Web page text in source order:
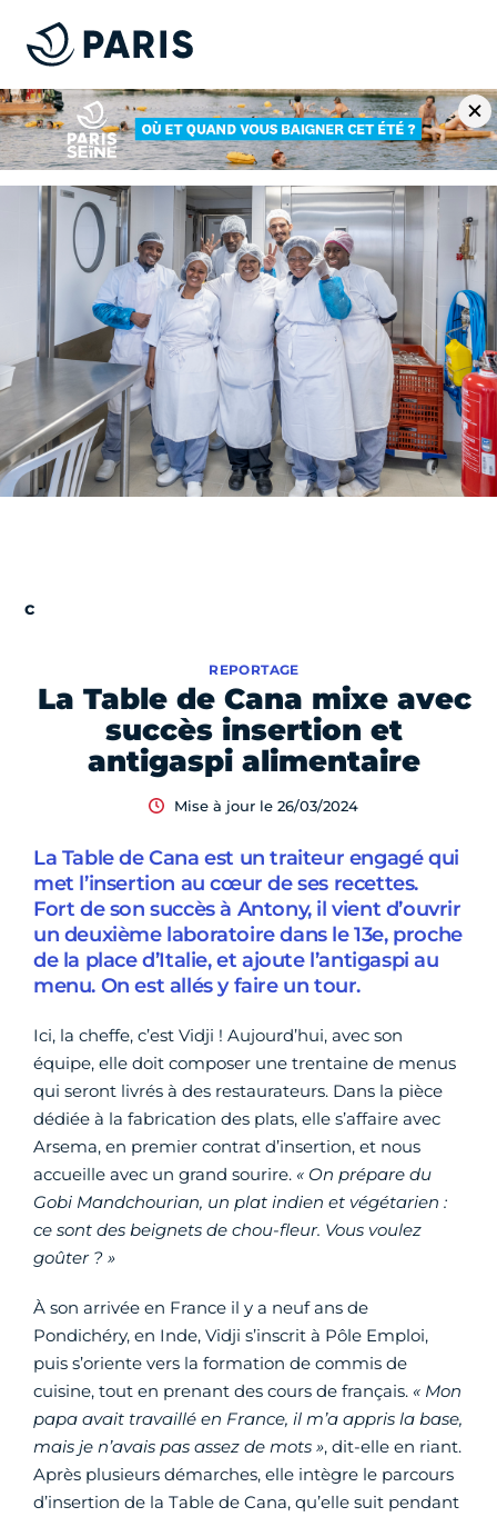
La Table de Cana mixe avec
succès insertion et
antigaspi alimentaire
REPORTAGE
Mise à jour le 26/03/2024
La Table de Cana est un traiteur engagé qui
met l’insertion au cœur de ses recettes.
Fort de son succès à Antony, il vient d’ouvrir
un deuxième laboratoire dans le 13e, proche
de la place d’Italie, et ajoute l’antigaspi au
menu. On est allés y faire un tour.
Ici, la cheffe, c’est Vidji ! Aujourd’hui, avec son
équipe, elle doit composer une trentaine de menus
qui seront livrés à des restaurateurs. Dans la pièce
dédiée à la fabrication des plats, elle s’affaire avec
Arsema, en premier contrat d’insertion, et nous
accueille avec un grand sourire. « On prépare du
Gobi Mandchourian, un plat indien et végétarien :
ce sont des beignets de chou-fleur. Vous voulez
goûter ? »
À son arrivée en France il y a neuf ans de
Pondichéry, en Inde, Vidji s’inscrit à Pôle Emploi,
puis s’oriente vers la formation de commis de
cuisine, tout en prenant des cours de français. « Mon
papa avait travaillé en France, il m’a appris la base,
mais je n’avais pas assez de mots », dit-elle en riant.
Après plusieurs démarches, elle intègre le parcours
d’insertion de la Table de Cana, qu’elle suit pendant